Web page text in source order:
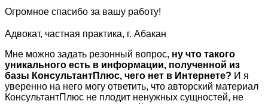
Огромное спасибо за вашу работу!
Адвокат, частная практика, г. Абакан
Мне можно задать резонный вопрос, ну что такого
уникального есть в информации, полученной из
базы КонсультантПлюс, чего нет в Интернете? И я
уверенно на него могу ответить, что авторский материал
КонсультантПлюс не плодит ненужных сущностей, не